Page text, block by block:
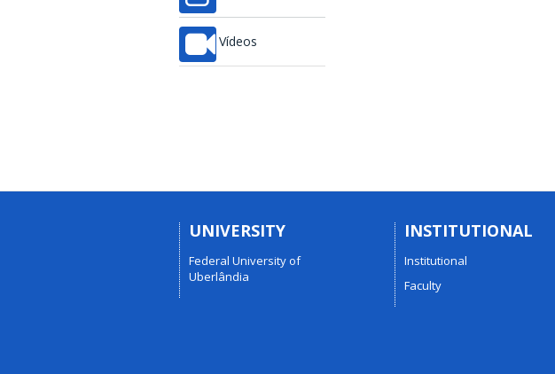
Vídeos
UNIVERSITY
Federal University of
Uberlândia
INSTITUTIONAL
Institutional
Faculty